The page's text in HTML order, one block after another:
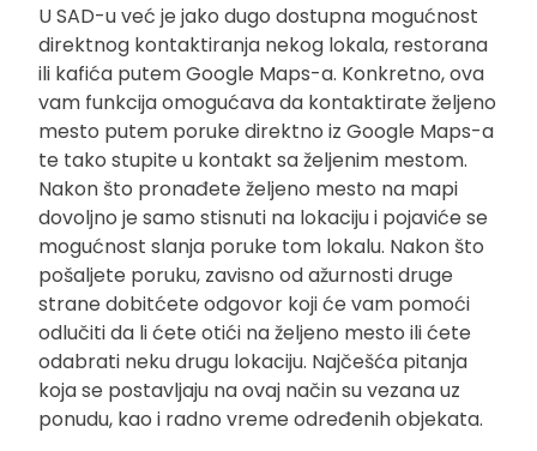
U SAD-u već je jako dugo dostupna mogućnost
direktnog kontaktiranja nekog lokala, restorana
ili kafića putem Google Maps-a. Konkretno, ova
vam funkcija omogućava da kontaktirate željeno
mesto putem poruke direktno iz Google Maps-a
te tako stupite u kontakt sa željenim mestom.
Nakon što pronađete željeno mesto na mapi
dovoljno je samo stisnuti na lokaciju i pojaviće se
mogućnost slanja poruke tom lokalu. Nakon što
pošaljete poruku, zavisno od ažurnosti druge
strane dobitćete odgovor koji će vam pomoći
odlučiti da li ćete otići na željeno mesto ili ćete
odabrati neku drugu lokaciju. Najčešća pitanja
koja se postavljaju na ovaj način su vezana uz
ponudu, kao i radno vreme određenih objekata.